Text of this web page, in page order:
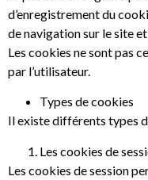
d’enregistrement du
de navigation sur le site
Les cookies ne sont pas
par l’utilisateur.
Types de cookies
Il existe différents types
Les cookies de
Les cookies de session